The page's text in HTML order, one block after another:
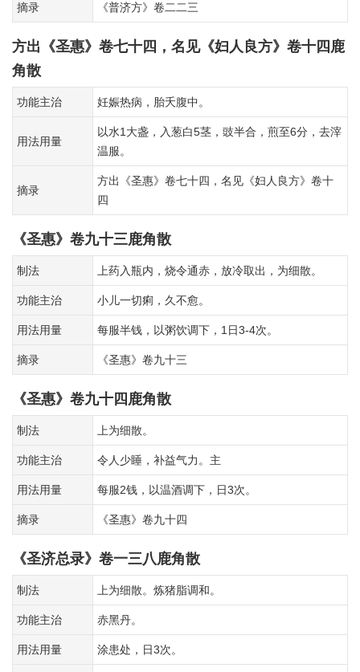
摘录 《普济方》卷二二三
方出《圣惠》卷七十四，名见《妇人良方》卷十四鹿
角散
功能主治 妊娠热病，胎夭腹中。
用法用量
以水1大盏，入葱白5茎，豉半合，煎至6分，去滓
温服。
摘录
方出《圣惠》卷七十四，名见《妇人良方》卷十
四
《圣惠》卷九十三鹿角散
制法 上药入瓶内，烧令通赤，放冷取出，为细散。
功能主治 小儿一切痢，久不愈。
用法用量 每服半钱，以粥饮调下，1日3-4次。
摘录 《圣惠》卷九十三
《圣惠》卷九十四鹿角散
制法 上为细散。
功能主治 令人少睡，补益气力。主
用法用量 每服2钱，以温酒调下，日3次。
摘录 《圣惠》卷九十四
《圣济总录》卷一三八鹿角散
制法 上为细散。炼猪脂调和。
功能主治 赤黑丹。
用法用量 涂患处，日3次。